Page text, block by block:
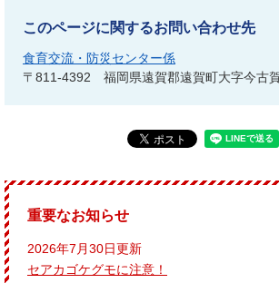
このページに関するお問い合わせ先
食育交流・防災センター係
〒811-4392
福岡県遠賀郡遠賀町大字今古
重要なお知らせ
2026年7月30日更新
セアカゴケグモに注意！